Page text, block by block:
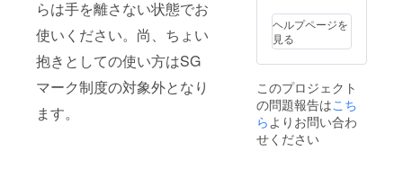
らは手を離さない状態でお
使いください。尚、ちょい
抱きとしての使い方はSG
マーク制度の対象外となり
ます。
間終了
時の
の生産
状況に
よって
は、お
届け時
期に変
月】か
らご支
お届け
を予定
してい
ます。
クラウ
ドファ
ンディ
ただけ
りがた
いで
す！ 宜
しくお
願い致
しま
す！
一部仕
様が変
わる場
合がご
す。予
めご了
承くだ
さい。
×1、落
下防止
ベルト
×1、
ダー
パッ
ド、Dカ
ン、ベ
ルトク
定収納
バン
ド、イ
ンナー
ナーポ
ケット
×1、前
面ポ
ケッ
ヘルプページを
見る
このプロジェクト
の問題報告はこち
ら よりお問い合わ
せください